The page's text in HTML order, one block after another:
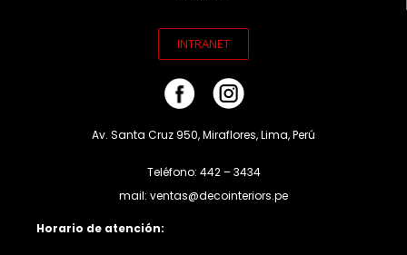
INTRANET
Av. Santa Cruz 950, Miraflores, Lima, Perú
Teléfono: 442 – 3434
mail: ventas@decointeriors.pe
Horario de atención: